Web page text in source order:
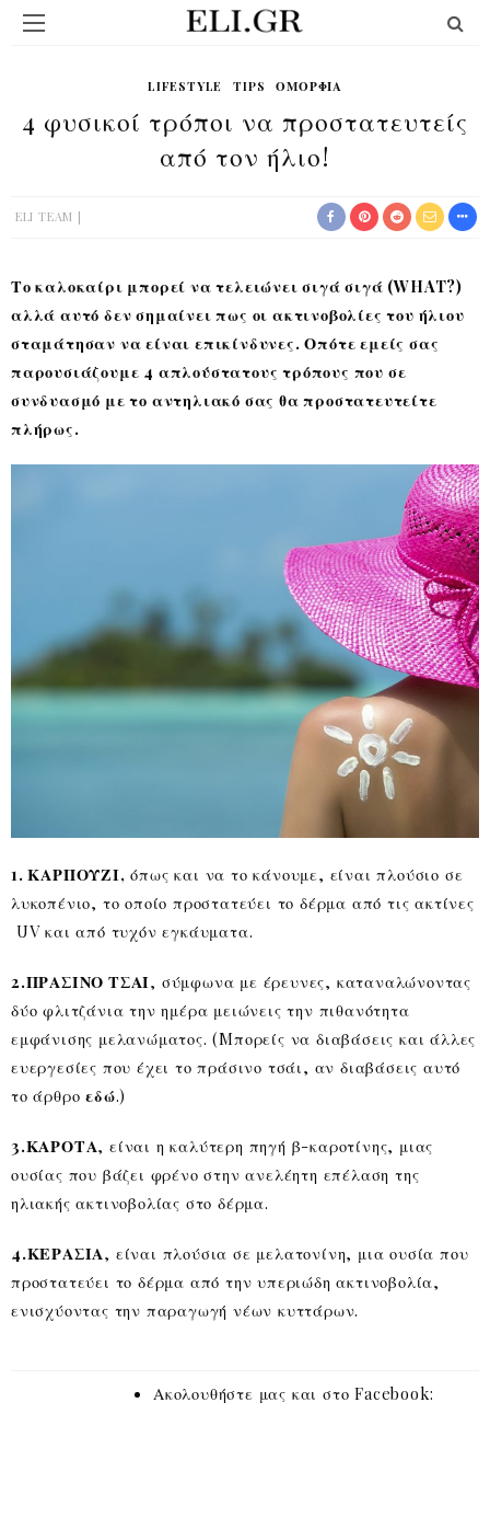
LIFESTYLE TIPS ΟΜΟΡΦΙΆ
4 φυσικοί τρόποι να προστατευτείς
από τον ήλιο!
ELI TEAM
Το καλοκαίρι μπορεί να τελειώνει σιγά σιγά (WHAT?)
αλλά αυτό δεν σημαίνει πως οι ακτινοβολίες του ήλιου
σταμάτησαν να είναι επικίνδυνες. Οπότε εμείς σας
παρουσιάζουμε 4 απλούστατους τρόπους που σε
συνδυασμό με το αντηλιακό σας θα προστατευτείτε
πλήρως.
1. ΚΑΡΠΟΥΖΙ, όπως και να το κάνουμε, είναι πλούσιο σε
λυκοπένιο, το οποίο προστατεύει το δέρμα από τις ακτίνες
UV και από τυχόν εγκάυματα.
2.ΠΡΑΣΙΝΟ ΤΣΑΙ, σύμφωνα με έρευνες, καταναλώνοντας
δύο φλιτζάνια την ημέρα μειώνεις την πιθανότητα
εμφάνισης μελανώματος. (Mπορείς να διαβάσεις και άλλες
ευεργεσίες που έχει το πράσινο τσάι, αν διαβάσεις αυτό
το άρθροεδώ.)
3.ΚΑΡΟΤΑ, είναι η καλύτερη πηγή β-καροτίνης, μιας
ουσίας που βάζει φρένο στην ανελέητη επέλαση της
ηλιακής ακτινοβολίας στο δέρμα.
4.ΚΕΡΑΣΙΑ, είναι πλούσια σε μελατονίνη, μια ουσία που
προστατεύει το δέρμα από την υπεριώδη ακτινοβολία,
ενισχύοντας την παραγωγή νέων κυττάρων.
Ακολουθήστε μας και στο Facebook: